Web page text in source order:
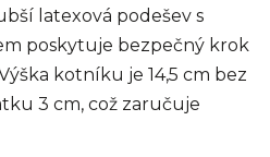
latexová podešev s
poskytuje bezpečný krok
kotníku je 14,5 cm bez
3 cm, což zaručuje